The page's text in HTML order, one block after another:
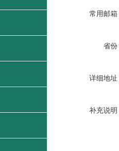
常用邮箱
省份
详细地址
补充说明